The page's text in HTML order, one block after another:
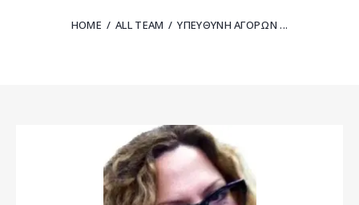
HOME ALL TEAM ΥΠΕΎΘΥΝΗ ΑΓΟΡΏΝ ...